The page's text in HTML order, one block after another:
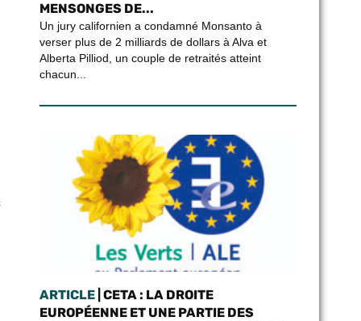
MENSONGES DE...
Un jury californien a condamné Monsanto à
verser plus de 2 milliards de dollars à Alva et
Alberta Pilliod, un couple de retraités atteint
chacun...
ARTICLE| CETA : LA DROITE
EUROPÉENNE ET UNE PARTIE DES